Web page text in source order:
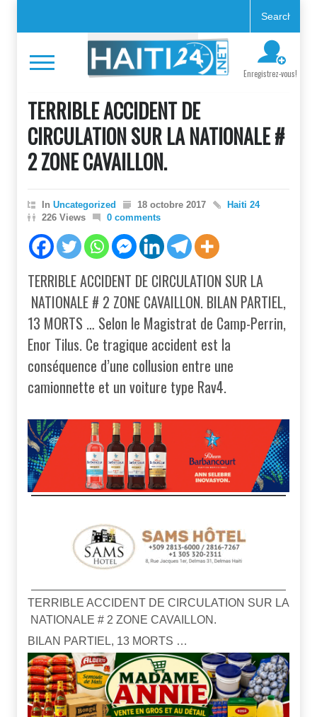
Enregistrez-vous!
TERRIBLE ACCIDENT DE
CIRCULATION SUR LA NATIONALE #
2 ZONE CAVAILLON.
In Uncategorized 18 octobre 2017
Haiti 24
226 Views
0 comments
TERRIBLE ACCIDENT DE CIRCULATION SUR LA
NATIONALE # 2 ZONE CAVAILLON. BILAN PARTIEL,
13 MORTS … Selon le Magistrat de Camp-Perrin,
Enor Tilus. Ce tragique accident est la
conséquence d’une collusion entre une
camionnette et un voiture type Rav4.
TERRIBLE ACCIDENT DE CIRCULATION SUR LA
NATIONALE # 2 ZONE CAVAILLON.
BILAN PARTIEL, 13 MORTS …